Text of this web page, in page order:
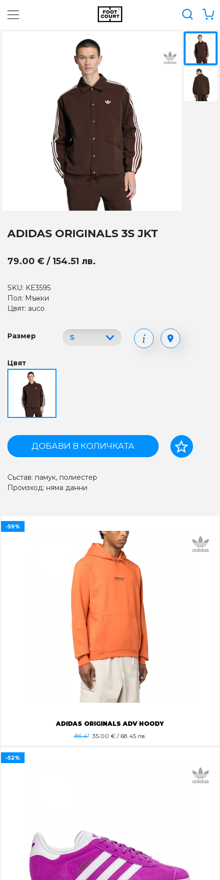
ADIDAS ORIGINALS 3S JKT
79.00 € / 154.51 лв.
SKU: KE3595
Пол: Мъжки
Цвят: auco
Размер
Цвят
ДОБАВИ В КОЛИЧКАТА
Състав: памук, полиестер
Произход: няма данни
ADIDAS ORIGINALS ADV HOODY
86.41 35.00 € / 68.45 лв.
-59%
-52%